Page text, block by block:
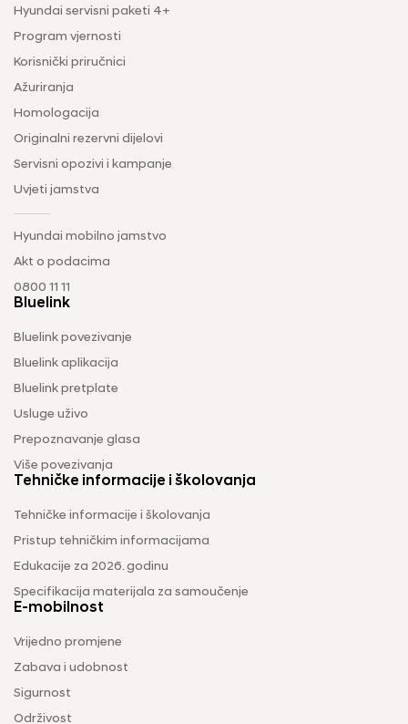
Hyundai servisni paketi 4+
Program vjernosti
Korisnički priručnici
Ažuriranja
Homologacija
Originalni rezervni dijelovi
Servisni opozivi i kampanje
Uvjeti jamstva
Hyundai mobilno jamstvo
Akt o podacima
0800 11 11
Bluelink
Bluelink povezivanje
Bluelink aplikacija
Bluelink pretplate
Usluge uživo
Prepoznavanje glasa
Više povezivanja
Tehničke informacije i školovanja
Tehničke informacije i školovanja
Pristup tehničkim informacijama
Edukacije za 2026. godinu
Specifikacija materijala za samoučenje
E-mobilnost
Vrijedno promjene
Zabava i udobnost
Sigurnost
Održivost